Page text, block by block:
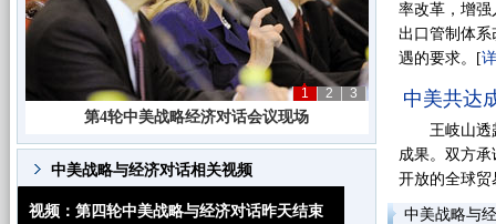
1 2 3
第4轮中美战略经济对话北京开幕
中美战略与经济对话相关视频
视频：第四轮中美战略与经济对话昨天结束
率改革，增
出口管制体
遇的要求。[
中美共达
王岐山透露
成果。双方
开放的全球
中美战略与